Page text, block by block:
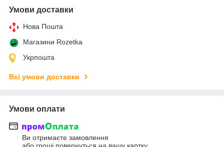
Умови доставки
Нова Пошта
Магазини Rozetka
Укрпошта
Всі умови доставки
Умови оплати
Ви отримаєте замовлення